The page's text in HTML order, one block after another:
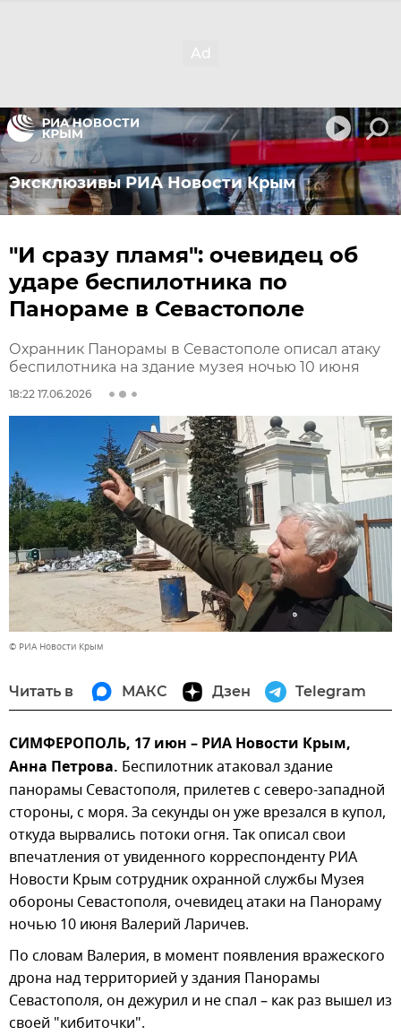
Эксклюзивы РИА Новости Крым
"И сразу пламя": очевидец об
ударе беспилотника по
Панораме в Севастополе
Охранник Панорамы в Севастополе описал атаку
беспилотника на здание музея ночью 10 июня
18:22 17.06.2026
© РИА Новости Крым
Читать в МАКС Дзен Telegram
СИМФЕРОПОЛЬ, 17 июн – РИА Новости Крым,
Анна Петрова. Беспилотник атаковал здание
панорамы Севастополя, прилетев с северо-западной
стороны, с моря. За секунды он уже врезался в купол,
откуда вырвались потоки огня. Так описал свои
впечатления от увиденного корреспонденту РИА
Новости Крым сотрудник охранной службы Музея
обороны Севастополя, очевидец атаки на Панораму
ночью 10 июня Валерий Ларичев.
По словам Валерия, в момент появления вражеского
дрона над территорией у здания Панорамы
Севастополя, он дежурил и не спал – как раз вышел из
своей "кибиточки".